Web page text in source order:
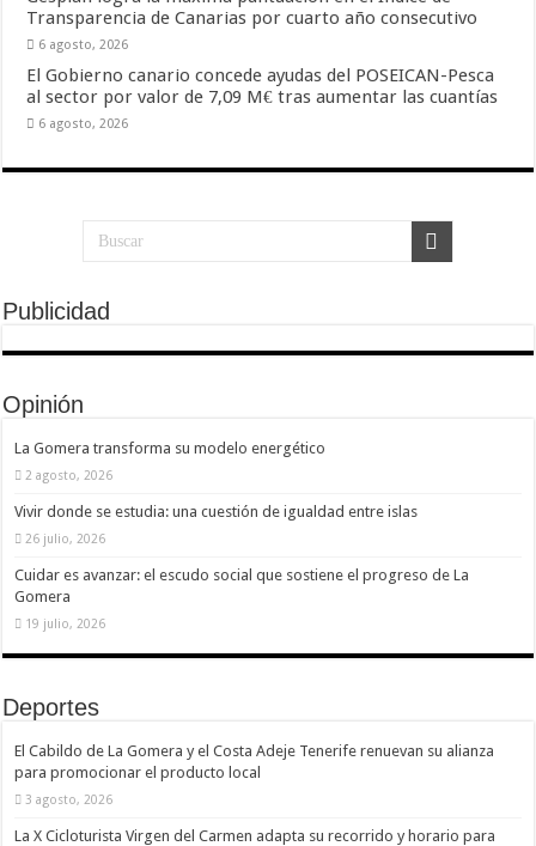
Transparencia de Canarias por cuarto año consecutivo
6 agosto, 2026
El Gobierno canario concede ayudas del POSEICAN-Pesca
al sector por valor de 7,09 M€ tras aumentar las cuantías
6 agosto, 2026
Publicidad
Opinión
La Gomera transforma su modelo energético
2 agosto, 2026
Vivir donde se estudia: una cuestión de igualdad entre islas
26 julio, 2026
Cuidar es avanzar: el escudo social que sostiene el progreso de La
Gomera
19 julio, 2026
Deportes
El Cabildo de La Gomera y el Costa Adeje Tenerife renuevan su alianza
para promocionar el producto local
3 agosto, 2026
La X Cicloturista Virgen del Carmen adapta su recorrido y horario para